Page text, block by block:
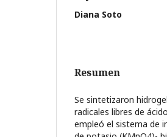
Diana Soto
Resumen
Se sintetizaron
radicales libres de
empleó el sistema de